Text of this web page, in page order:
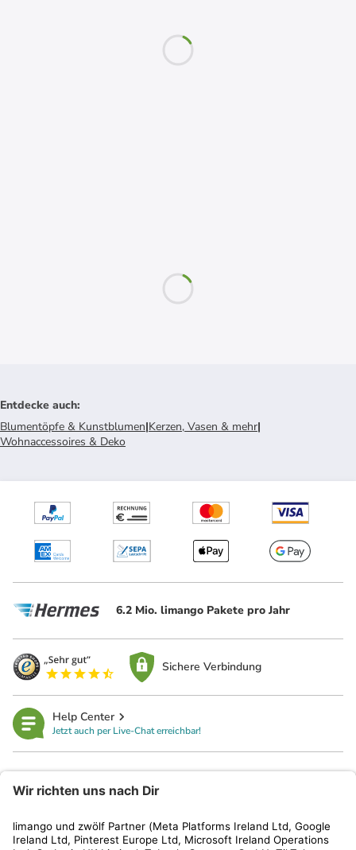
Entdecke auch:
Blumentöpfe & Kunstblumen|Kerzen, Vasen & mehr|
Wohnaccessoires & Deko
6.2 Mio. limango Pakete pro Jahr
Sichere Verbindung
Help Center
Jetzt auch per Live-Chat erreichbar!